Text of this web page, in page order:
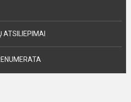
ATSILIEPIMAI